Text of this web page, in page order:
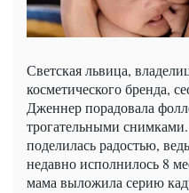
Светская львица,
косметического бренда,
Дженнер порадовала
трогательными
поделилась радостью,
недавно исполнилось 8
мама выложила серию